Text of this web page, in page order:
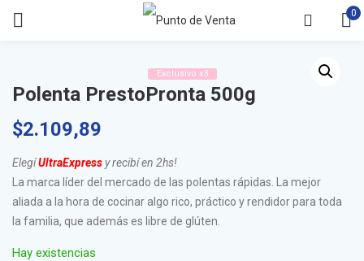
0
Exclusivo x3
Polenta PrestoPronta 500g
$2.109,89
ElegíUltraExpressy recibí en 2hs!
La marca líder del mercado de las polentas rápidas. La mejor
aliada a la hora de cocinar algo rico, práctico y rendidor para toda
la familia, que además es libre de glúten.
Hay existencias